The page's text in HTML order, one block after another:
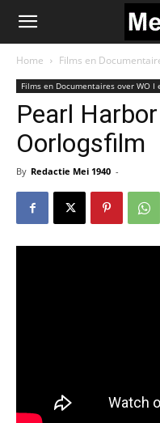
Home Films en
Films en Documentaires over WO I
Pearl
Oorlogsfilm
By Redactie Mei 1940 -